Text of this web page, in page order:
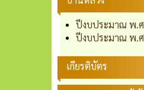
ปีงบประมาณ พ.
ปีงบประมาณ พ.
เกียรติบัตร